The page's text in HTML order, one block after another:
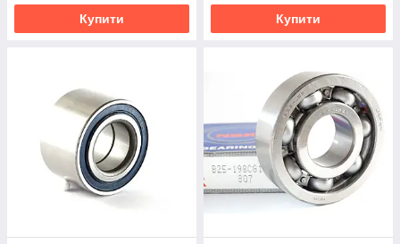
Купити Купити